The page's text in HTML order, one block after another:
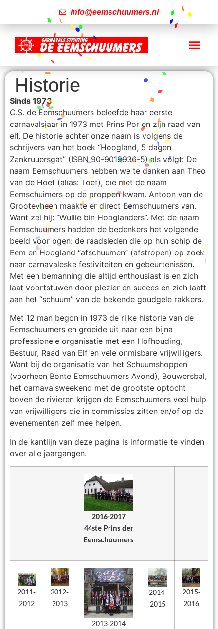
info@eemschuumers.nl
Historie
Sinds 1973
C.S. de Eemschuumers beleefde haar eerste
carnavalsjaar in 1973 met Prins Por en zijn raad van
elf. De historie achter onze naam is volgens de
schrijvers van het boek “Hoogland, 5 dagen
Zankruuersgat” (ISBN 90-9019936-5) als volgt: De
naam Eemschuumers hebben we te danken aan Theo
van de Hoef (alias: Toef), die met de naam
Eemschuimers op de proppen kwam. Antoon van de
Grootevheen maakte er direct Eemschuumers van.
Want zei hij: “Wullie bin Hooglanders”. Met de naam
Eemschuumers hadden de bedenkers het volgende
beeld voor ogen: de raadsleden die op hun schip de
Eem en Hoogland “afschuumen” (afstropen) op zoek
naar carnavaleske festiviteiten en gebeurtenissen.
Met een bemanning die altijd enthousiast is en zich
laat voortstuwen door plezier en succes en zich laaft
aan het “schuum” van de bekende goudgele rakkers.
Met 12 man begon in 1973 de rijke historie van de
Eemschuumers en groeide uit naar een bijna
professionele organisatie met een Hofhouding,
Bestuur, Raad van Elf en vele onmisbare vrijwilligers.
Want bij de organisatie van het Schuumshoppen
(voorheen Bonte Eemschuumers Avond), Bouwersbal,
het carnavalsweekend met de grootste optocht
boven de rivieren krijgen de Eemschuumers veel hulp
van vrijwilligers die in commissies zitten en/of op de
evenementen zelf mee helpen.
In de kantlijn van deze pagina is informatie te vinden
over alle jaargangen.
2016-2017
44ste Prins der
Eemschuumers
2011-
2012
2012-
2013
2013-2014
2014-
2015
2015-
2016